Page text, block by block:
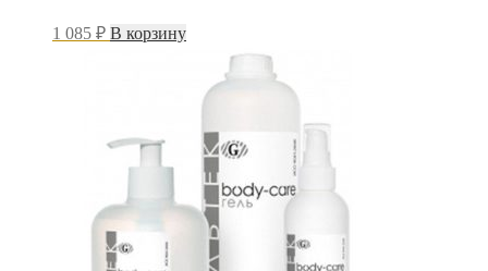
1 085 ₽ В корзину